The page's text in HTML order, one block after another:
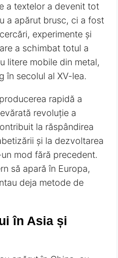
a textelor a devenit tot
a apărut brusc, ci a fost
experimente și
a schimbat totul a
litere mobile din metal,
în secolul al XV-lea.
rapidă a
revoluție a
la răspândirea
și la dezvoltarea
mod fără precedent.
să apară în Europa,
deja metode de
în Asia și